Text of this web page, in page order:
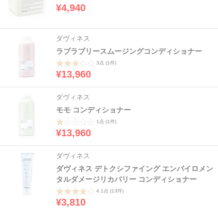
¥4,940
ダヴィネス
ラブラブリースムージングコンディショナー
3点 (1件)
¥13,960
ダヴィネス
モモ コンディショナー
1点 (1件)
¥13,960
ダヴィネス
ダヴィネス デトクシファイング エンバイロメン
タルダメージリカバリー コンディショナー
4.1点 (13件)
¥3,810